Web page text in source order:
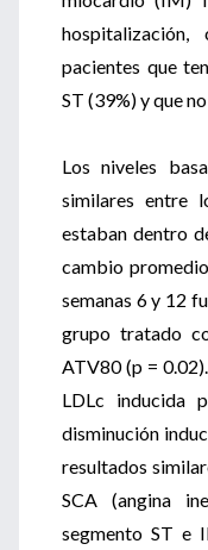
pacientes que
ST (39%) y que
Los niveles
similares entre
estaban dentro
cambio
semanas 6 y 12
grupo tratado
ATV80 (p =
LDLc inducida
disminución
resultados
SCA (angina
segmento ST e